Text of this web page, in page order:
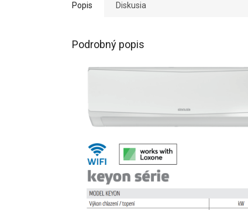
Popis Diskusia
Podrobný popis